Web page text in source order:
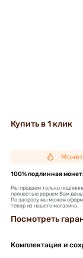
Купить в 1 клик
100% подлинная
Мы продаем только
полностью вернем Вам
По запросу мы можем
товар из нашего магазина.
Посмотреть
Комплектация и